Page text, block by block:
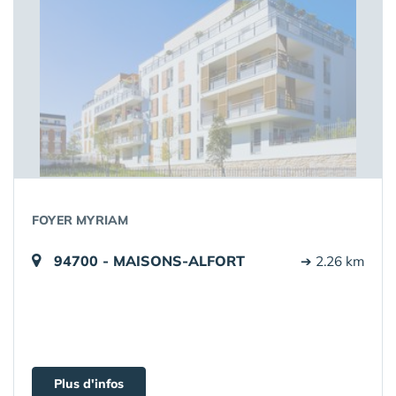
FOYER MYRIAM
94700 - MAISONS-ALFORT ➔ 2.26 km
Plus d'infos